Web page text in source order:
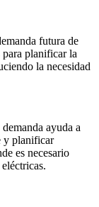
futura de
planificar la
la necesidad
ayuda a
y planificar
es necesario